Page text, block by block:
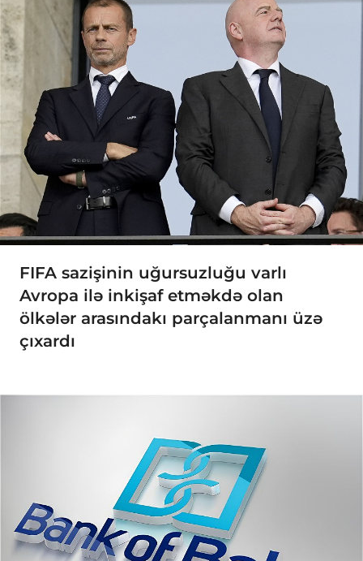
FIFA sazişinin uğursuzluğu varlı
Avropa ilə inkişaf etməkdə olan
ölkələr arasındakı parçalanmanı üzə
çıxardı